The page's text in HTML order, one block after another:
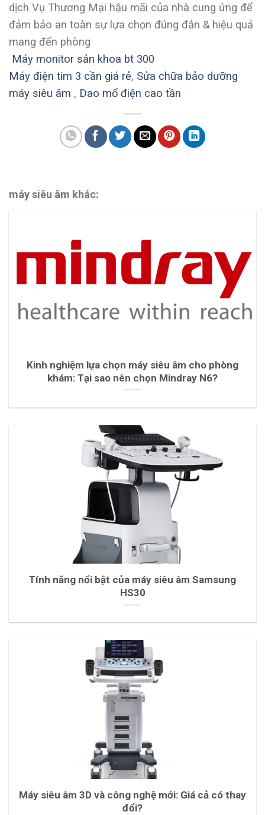
dịch Vụ Thương Mại hậu mãi của nhà cung ứng để
đảm bảo an toàn sự lựa chọn đúng đắn & hiệu quả
mang đến phòng
Máy monitor sản khoa bt 300
Máy điện tim 3 cần giá rẻ, Sửa chữa bảo dưỡng
máy siêu âm , Dao mổ điện cao tần
máy siêu âm khác:
Kinh nghiệm lựa chọn máy siêu âm cho phòng
khám: Tại sao nên chọn Mindray N6?
Tính năng nổi bật của máy siêu âm Samsung
HS30
Máy siêu âm 3D và công nghệ mới: Giá cả có thay
đổi?